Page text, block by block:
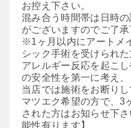
お控え下さい。
混み合う時間帯は日時
がございますのでご了承
※1ヶ月以内にアートメ
シック手術を受けられた
アレルギー反応を起こ
の安全性を第一に考え、
当店では施術をお断りし
マツエク希望の方で、3
された方はお知らせ下
能性有ります】